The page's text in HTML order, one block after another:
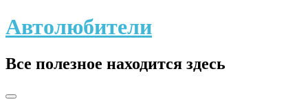
Skip
to
Автолюбители
Все полезное находится здесь